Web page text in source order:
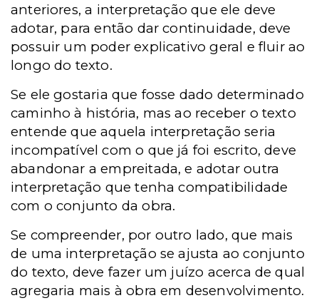
anteriores, a interpretação que ele deve
adotar, para então dar continuidade, deve
possuir um poder explicativo geral e fluir ao
longo do texto.
Se ele gostaria que fosse dado determinado
caminho à história, mas ao receber o texto
entende que aquela interpretação seria
incompatível com o que já foi escrito, deve
abandonar a empreitada, e adotar outra
interpretação que tenha compatibilidade
com o conjunto da obra.
Se compreender, por outro lado, que mais
de uma interpretação se ajusta ao conjunto
do texto, deve fazer um juízo acerca de qual
agregaria mais à obra em desenvolvimento.